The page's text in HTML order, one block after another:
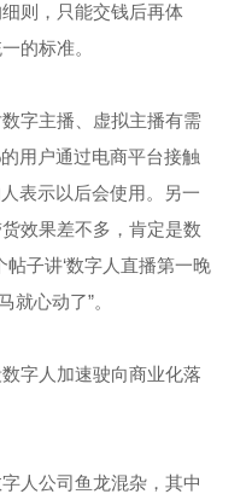
则，只能交钱后再体
的标准。
字主播、虚拟主播有需
用户通过电商平台接触
表示以后会使用。另一
效果差不多，肯定是数
子讲‘数字人直播第一晚
就心动了”。
字人加速驶向商业化落
人公司鱼龙混杂，其中